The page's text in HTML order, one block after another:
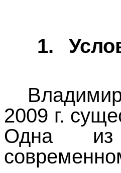
1.
2009 г.
Одна из